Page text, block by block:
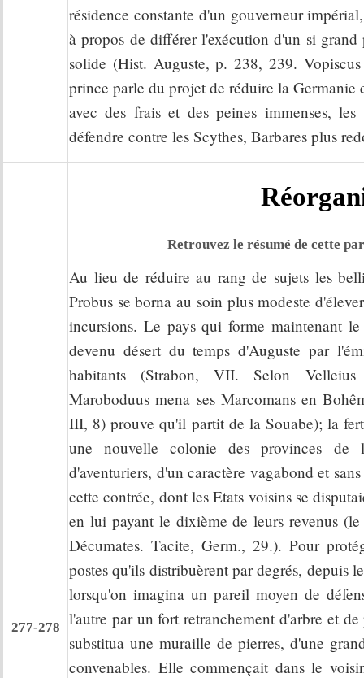
résidence constante d'un gouverneur
à propos de différer l'exécution d'un si
solide (Hist. Auguste, p. 238, 239.
prince parle du projet de réduire la
avec des frais et des peines immenses,
défendre contre les Scythes, Barbares plus
277-278
Retrouvez le résumé de cette
Au lieu de réduire au rang de sujets les
Probus se borna au soin plus modeste
incursions. Le pays qui forme maintenant
devenu désert du temps d'Auguste par
habitants (Strabon, VII. Selon
Maroboduus mena ses Marcomans en
III, 8) prouve qu'il partit de la Souabe); la
une nouvelle colonie des provinces de
d'aventuriers, d'un caractère vagabond et
cette contrée, dont les Etats voisins se
en lui payant le dixième de leurs revenus
Décumates. Tacite, Germ., 29.). Pour
postes qu'ils distribuèrent par degrés, depuis
lorsqu'on imagina un pareil moyen de
l'autre par un fort retranchement d'arbre et
substitua une muraille de pierres, d'une
convenables. Elle commençait dans le